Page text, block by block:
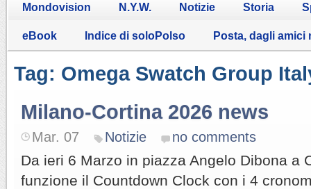
Mondovision N.Y.W. Notizie Storia
eBook Indice di soloPolso Posta, dagli amici
Tag: Omega Swatch Group
Milano-Cortina 2026 news
Mar. 07 Notizie no comments
Da ieri 6 Marzo in piazza Angelo Dibona a
funzione il Countdown Clock con i 4